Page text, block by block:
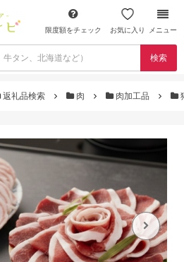
限度額をチェック お気に入り メニュー
検索
返礼品検索 肉 肉加工品